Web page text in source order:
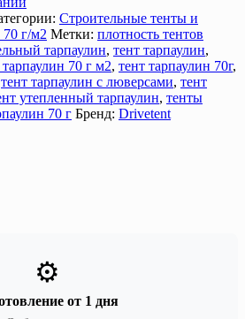
Строительные тенты и
70 г/м2 Метки: плотность тентов
тарпаулин, тент тарпаулин,
тарпаулин 70 г м2, тент тарпаулин 70г,
тент тарпаулин с люверсами, тент
утепленный тарпаулин, тенты
70 г Бренд: Drivetent
⚙️
от 1 дня